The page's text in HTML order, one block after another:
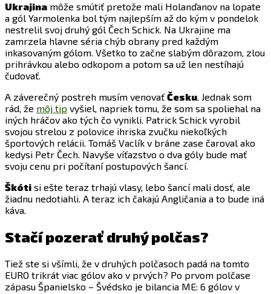
Ukrajina môže smútiť pretože mali Holanďanov na lopate
a gól Yarmolenka bol tým najlepším až do kým v pondelok
nestrelil svoj druhý gól Čech Schick. Na Ukrajine ma
zamrzela hlavne séria chýb obrany pred každým
inkasovaným gólom. Všetko to začne slabým dôrazom, zlou
prihrávkou alebo odkopom a potom sa už len nestíhajú
čudovať.
A záverečný postreh musím venovať Česku. Jednak som
rád, že môj tip vyšiel, napriek tomu, že som sa spoliehal na
iných hráčov ako tých čo vynikli. Patrick Schick vyrobil
svojou strelou z polovice ihriska zvučku niekoľkých
športových relácii. Tomáš Vaclík v bráne zase čaroval ako
kedysi Petr Čech. Navyše víťazstvo o dva góly bude mať
svoju cenu pri počítaní postupových šancí.
Škóti si ešte teraz trhajú vlasy, lebo šancí mali dosť, ale
žiadnu nedotiahli. A teraz ich čakajú Angličania a to bude iná
káva.
Stačí pozerať druhý polčas?
Tiež ste si všímli, že v druhých polčasoch padá na tomto
EURO trikrát viac gólov ako v prvých? Po prvom polčase
zápasu Španielsko – Švédsko je bilancia ME: 6 gólov v